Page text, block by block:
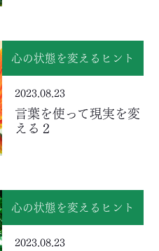
心の状態を変えるヒント
2023.08.23
言葉を使って現実を変
える２
心の状態を変えるヒント
2023.08.23